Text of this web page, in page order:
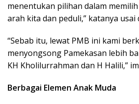
menentukan pilihan dalam
arah kita dan peduli,” katanya usai
“Sebab itu, lewat PMB ini kami
menyongsong Pamekasan lebih
KH Kholilurrahman dan H Halili,”
Berbagai Elemen Anak Muda